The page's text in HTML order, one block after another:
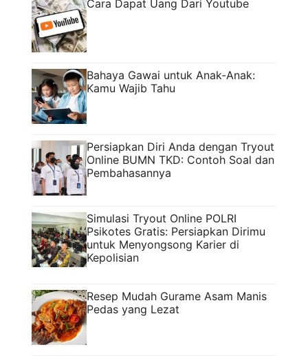
Cara Dapat Uang Dari Youtube
Bahaya Gawai untuk Anak-Anak:
Kamu Wajib Tahu
Persiapkan Diri Anda dengan Tryout
Online BUMN TKD: Contoh Soal dan
Pembahasannya
Simulasi Tryout Online POLRI
Psikotes Gratis: Persiapkan Dirimu
untuk Menyongsong Karier di
Kepolisian
Resep Mudah Gurame Asam Manis
Pedas yang Lezat